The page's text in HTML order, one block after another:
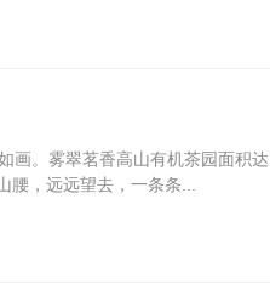
画。雾翠茗香高山有机茶园面积达
，远远望去，一条条...